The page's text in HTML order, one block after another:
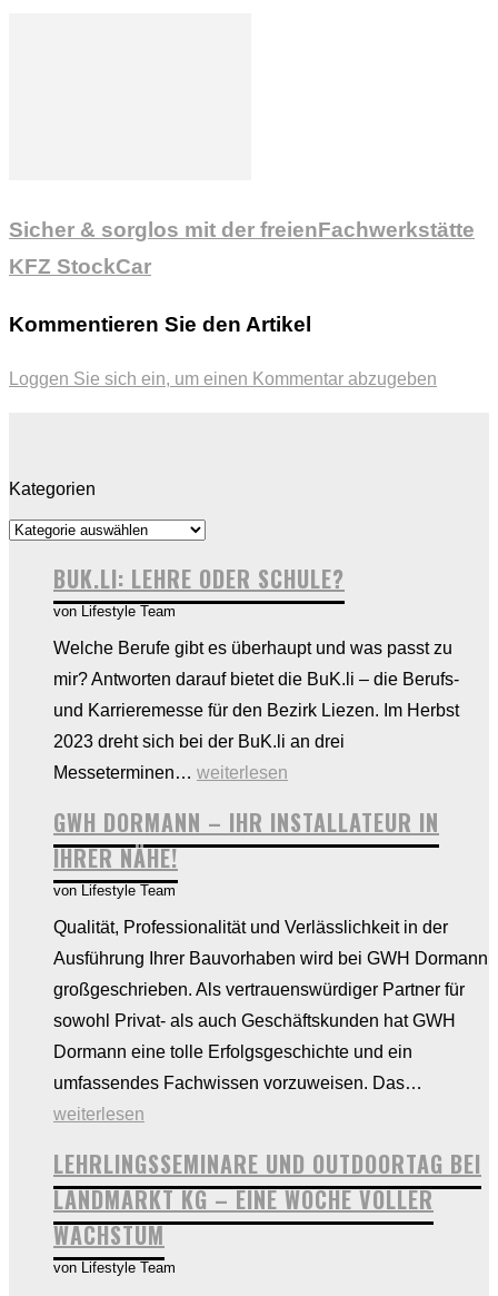
Sicher & sorglos mit der freienFachwerkstätte
KFZ StockCar
Kommentieren Sie den Artikel
Loggen Sie sich ein, um einen Kommentar abzugeben
Kategorien
BUK.LI: LEHRE ODER SCHULE?
von Lifestyle Team
Welche Berufe gibt es überhaupt und was passt zu
mir? Antworten darauf bietet die BuK.li – die Berufs-
und Karrieremesse für den Bezirk Liezen. Im Herbst
2023 dreht sich bei der BuK.li an drei
Messeterminen… BUK.li:
oder
weiterlesen
GWH DORMANN – IHR INSTALLATEUR IN
IHRER NÄHE!
von Lifestyle Team
Qualität, Professionalität und Verlässlichkeit in der
Ausführung Ihrer Bauvorhaben wird bei GWH Dormann
großgeschrieben. Als vertrauenswürdiger Partner für
sowohl Privat- als auch Geschäftskunden hat GWH
Dormann eine tolle Erfolgsgeschichte und ein
umfassendes Fachwissen vorzuweisen. Das…
Ihr
weiterlesen
LEHRLINGSSEMINARE UND OUTDOORTAG BEI
LANDMARKT KG – EINE WOCHE VOLLER
WACHSTUM
von Lifestyle Team